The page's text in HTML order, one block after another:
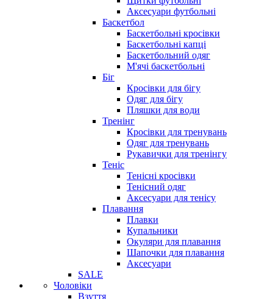
Аксесуари футбольні
Баскетбол
Баскетбольні кросівки
Баскетбольні капці
Баскетбольний одяг
М'ячі баскетбольні
Біг
Кросівки для бігу
Одяг для бігу
Пляшки для води
Тренінг
Кросівки для тренувань
Одяг для тренувань
Рукавички для тренінгу
Теніс
Тенісні кросівки
Тенісний одяг
Аксесуари для тенісу
Плавання
Плавки
Купальники
Окуляри для плавання
Шапочки для плавання
Аксесуари
SALE
Чоловіки
Взуття